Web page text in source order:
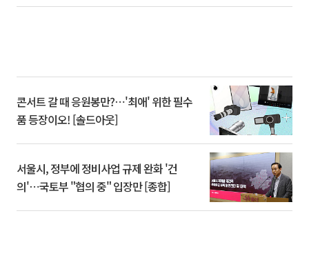
콘서트 갈 때 응원봉만?⋯'최애' 위한 필수
품 등장이오! [솔드아웃]
서울시, 정부에 정비사업 규제 완화 '건
의'⋯국토부 "협의 중" 입장만 [종합]